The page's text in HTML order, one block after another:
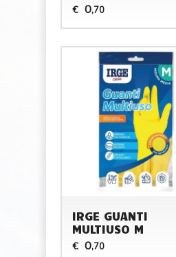
€ 0,70
IRGE GUANTI
MULTIUSO M
€ 0,70